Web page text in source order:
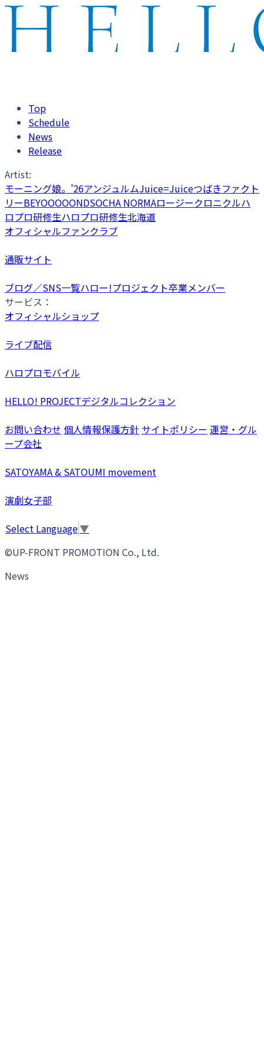
Top
Schedule
News
Release
Artist:
モーニング娘。'26アンジュルムJuice=Juiceつばきファクト
リーBEYOOOOONDSOCHA NORMAロージークロニクルハ
ロプロ研修生ハロプロ研修生北海道
オフィシャルファンクラブ
通販サイト
ブログ／SNS一覧ハロー!プロジェクト卒業メンバー
サービス：
オフィシャルショップ
ライブ配信
ハロプロモバイル
HELLO! PROJECTデジタルコレクション
お問い合わせ 個人情報保護方針 サイトポリシー 運営・グル
ープ会社
SATOYAMA & SATOUMI movement
演劇女子部
Select Language▼
©UP-FRONT PROMOTION Co., Ltd.
News